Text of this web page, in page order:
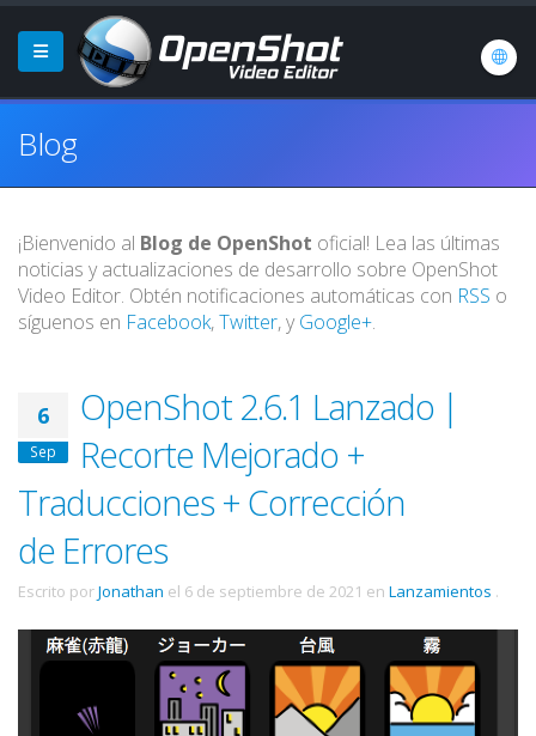
Blog
¡Bienvenido al Blog de OpenShot oficial! Lea las últimas
noticias y actualizaciones de desarrollo sobre OpenShot
Video Editor. Obtén notificaciones automáticas con RSS o
síguenos en Facebook,Twitter, yGoogle+.
6
Sep
OpenShot 2.6.1 Lanzado |
Recorte Mejorado +
Traducciones + Corrección
de Errores
Escrito porJonathan el 6 de septiembre de 2021 en Lanzamientos .